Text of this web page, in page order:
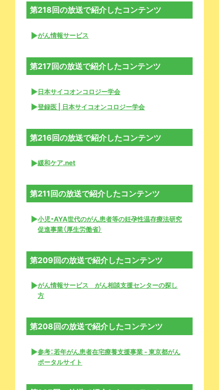
第218回の放送で紹介したコンテンツ
がん情報サービス
第217回の放送で紹介したコンテンツ
日本サイコオンコロジー学会
登録医 | 日本サイコオンコロジー学会
第216回の放送で紹介したコンテンツ
緩和ケア.net
第211回の放送で紹介したコンテンツ
小児・AYA世代のがん患者等の妊孕性温存療法研究
促進事業（厚生労働省）
第209回の放送で紹介したコンテンツ
がん情報サービス がん相談支援センターの探し
方
第208回の放送で紹介したコンテンツ
参考：若年がん患者在宅療養支援事業 - 東京都がん
ポータルサイト